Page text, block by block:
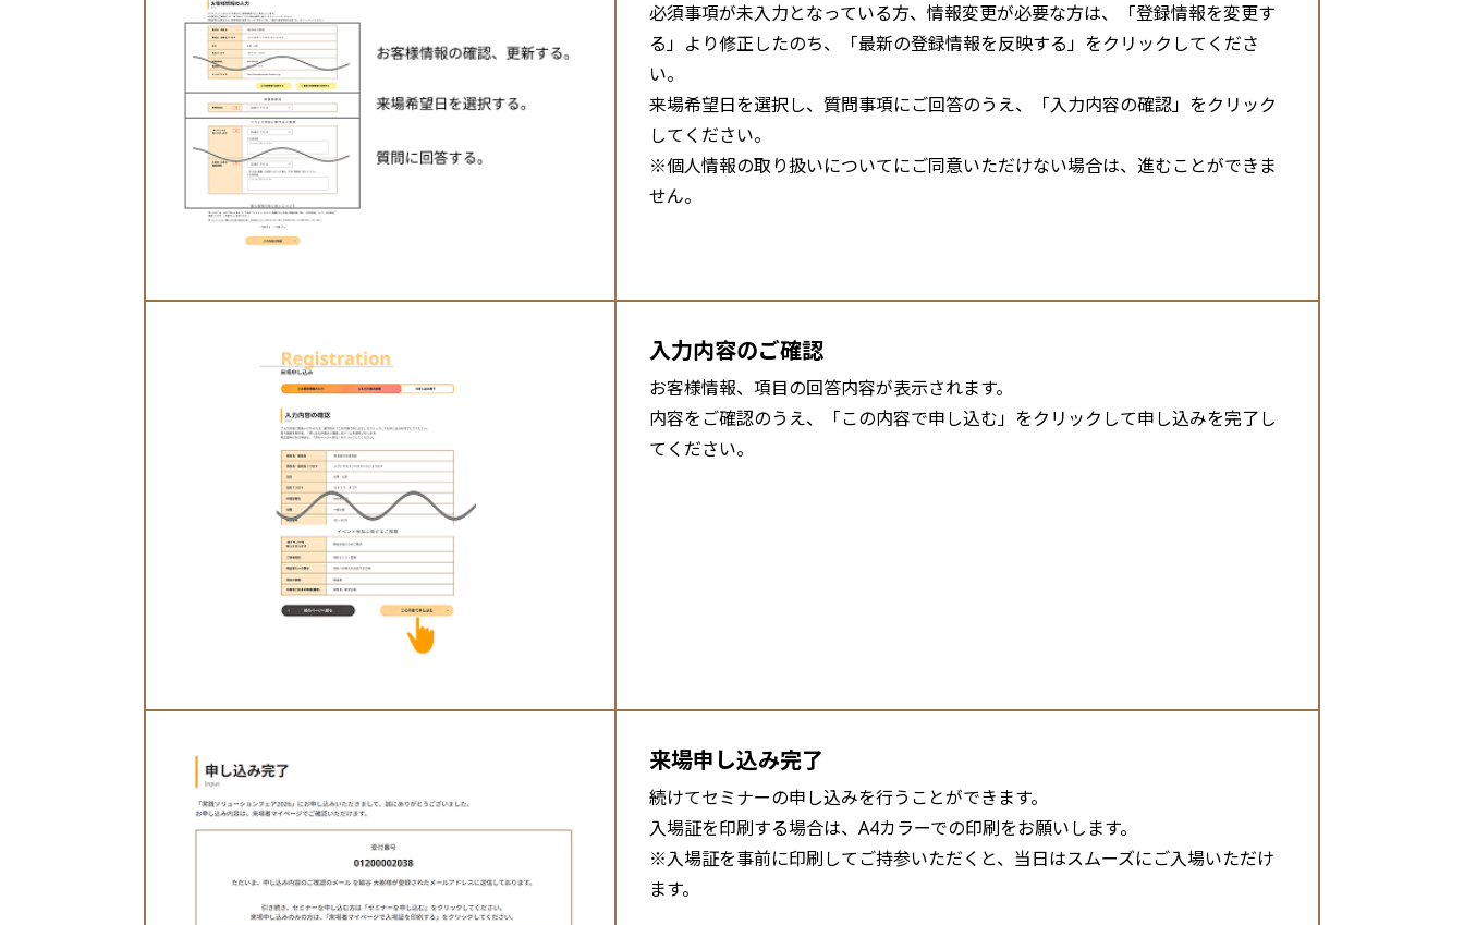
必須事項が未入力となっている方、情報変更が必要な方は、「登録情報を変更す
る」より修正したのち、「最新の登録情報を反映する」をクリックしてくださ
い。
来場希望日を選択し、質問事項にご回答のうえ、「入力内容の確認」をクリック
してください。
※個人情報の取り扱いについてにご同意いただけない場合は、進むことができま
せん。
入力内容のご確認
お客様情報、項目の回答内容が表示されます。
内容をご確認のうえ、「この内容で申し込む」をクリックして申し込みを完了し
てください。
来場申し込み完了
続けてセミナーの申し込みを行うことができます。
入場証を印刷する場合は、A4カラーでの印刷をお願いします。
※入場証を事前に印刷してご持参いただくと、当日はスムーズにご入場いただけ
ます。